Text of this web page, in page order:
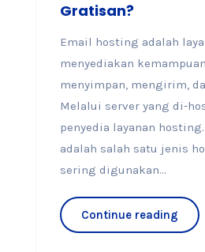
Gratisan?
Email hosting adalah
menyediakan
menyimpan, mengirim,
Melalui server yang di-
penyedia layanan
adalah salah satu jenis
sering digunakan...
Continue reading